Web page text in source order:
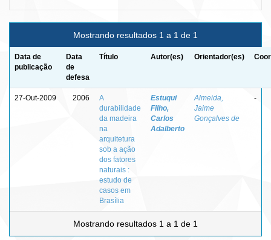
Mostrando resultados 1 a 1 de 1
Data de
publicação
Data
de
defesa
Título Autor(es) Orientador(es)
27-Out-2009 2006
A
durabilidade
da madeira
na
arquitetura
sob a ação
dos fatores
naturais :
estudo de
casos em
Brasília
Estuqui
Filho,
Carlos
Adalberto
Almeida,
Jaime
Gonçalves de
-
Mostrando resultados 1 a 1 de 1